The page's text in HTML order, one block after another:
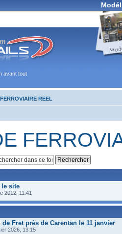
avant tout
REEL
le site
2012, 11:41
Fret près de Carentan le 11 janvier
2026, 13:15